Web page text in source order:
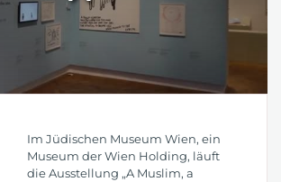
Im Jüdischen Museum Wien, ein
Museum der Wien Holding, läuft
die Ausstellung „A Muslim, a